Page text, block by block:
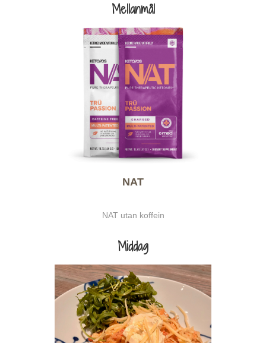
Mellanmål
NAT
NAT utan koffein
Middag